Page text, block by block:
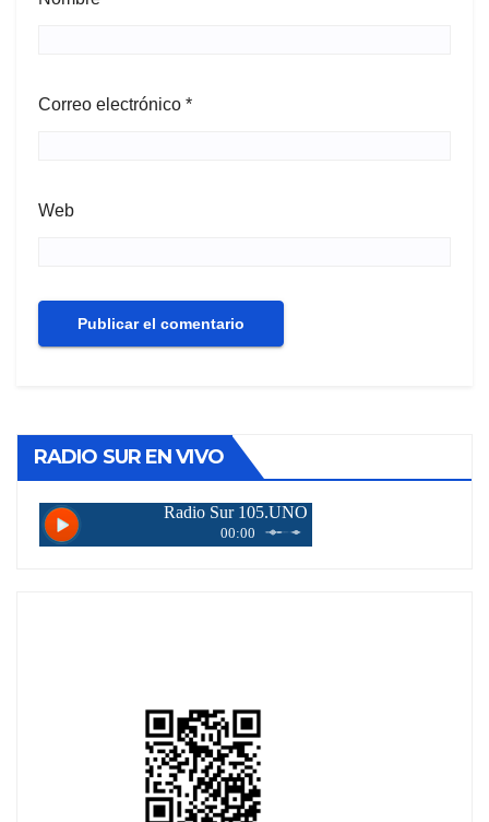
Correo electrónico *
Web
RADIO SUR EN VIVO